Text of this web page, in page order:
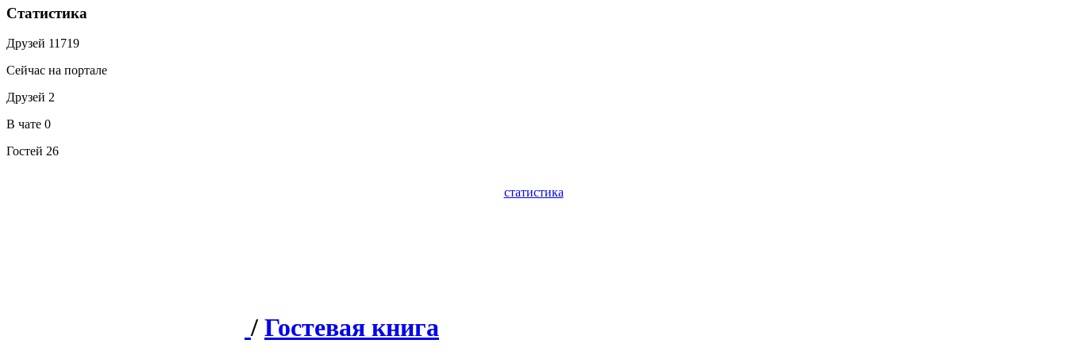
Статистика
Друзей 11719
Сейчас на портале
Друзей 2
В чате 0
Гостей 26
статистика
/ Гостевая книга